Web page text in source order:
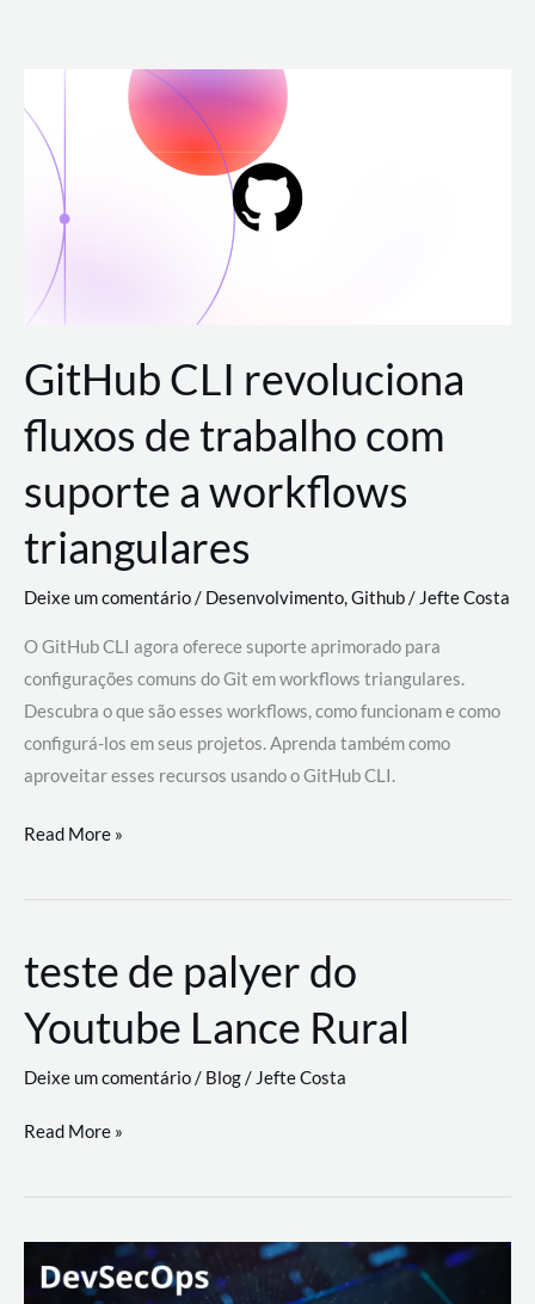
para
conteúdo
GitHub CLI revoluciona
fluxos de trabalho com
suporte a workflows
triangulares
Deixe um comentário/ Desenvolvimento,Github/ Jefte Costa
O GitHub CLI agora oferece suporte aprimorado para
configurações comuns do Git em workflows triangulares.
Descubra o que são esses workflows, como funcionam e como
configurá-los em seus projetos. Aprenda também como
aproveitar esses recursos usando o GitHub CLI.
GitHub
revoluciona
de
trabalho
com
a
workflows
Read More »
teste de palyer do
Youtube Lance Rural
Deixe um comentário/ Blog/ Jefte Costa
teste
palyer
Lance
Read More »